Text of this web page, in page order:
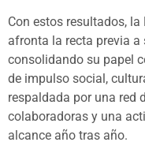
Con estos resultados,
afronta la recta previa
consolidando su papel
de impulso social,
respaldada por una red
colaboradoras y una
alcance año tras año.